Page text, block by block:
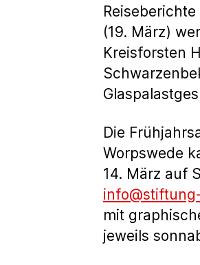
(19. März)
Kreisforsten
Die
Worpswede
14. März auf
mit
jeweils